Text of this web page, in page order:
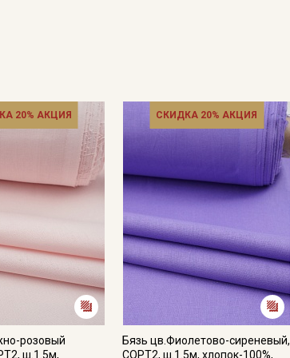
20% АКЦИЯ
розовый
ш.1.5м,
СКИДКА 20% АКЦИЯ
Бязь цв.Фиолетово-сиреневый,
СОРТ2, ш.1.5м, хлопок-100%,
рассылка от
дополнительные
до 30% на узкие
тканей